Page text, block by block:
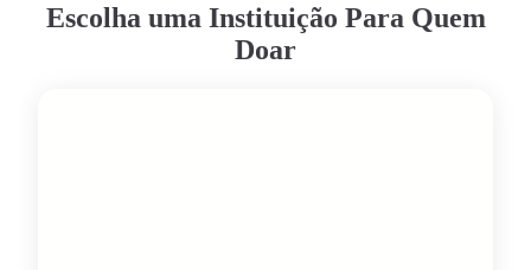
Escolha uma Instituição Para Quem
Doar